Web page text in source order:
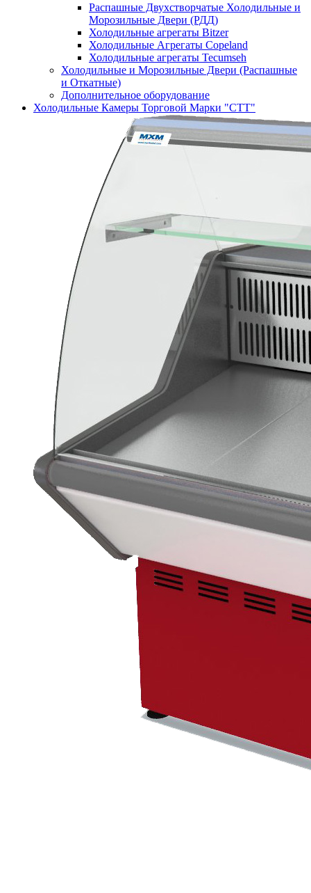
Распашные Двухстворчатые Холодильные и
Морозильные Двери (РДД)
Холодильные агрегаты Bitzer
Холодильные Агрегаты Copeland
Холодильные агрегаты Tecumseh
Холодильные и Морозильные Двери (Распашные
и Откатные)
Дополнительное оборудование
Холодильные Камеры Торговой Марки "СТТ"